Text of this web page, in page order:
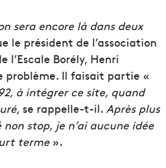
sera encore là dans deux
le président de l’association
l’Escale Borély, Henri
problème. Il faisait partie «
à intégrer ce site, quand
, se rappelle-t-il. Après plus
stop, je n’ai aucune idée
terme».